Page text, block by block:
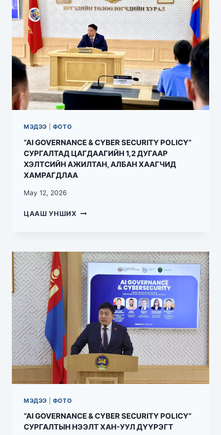
МЭДЭЭ ФОТО
“AI GOVERNANCE & CYBER SECURITY POLICY”
СУРГАЛТАД ЦАГДААГИЙН 1,2 ДУГААР
ХЭЛТСИЙН АЖИЛТАН, АЛБАН ХААГЧИД
ХАМРАГДЛАА
May 12, 2026
ЦААШ УНШИХ
МЭДЭЭ ФОТО
“AI GOVERNANCE & CYBER SECURITY POLICY”
СУРГАЛТЫН НЭЭЛТ ХАН-УУЛ ДҮҮРЭГТ